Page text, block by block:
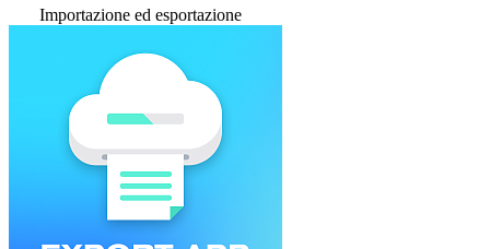
Importazione ed esportazione